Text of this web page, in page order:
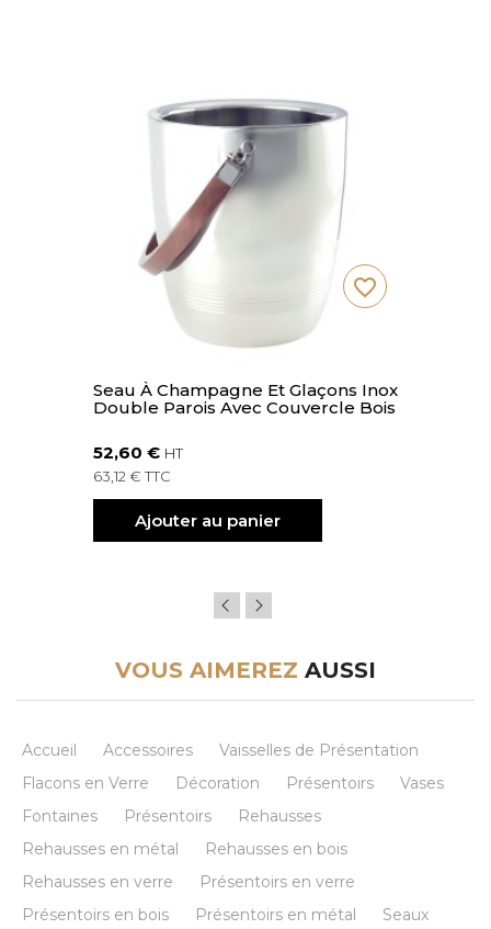
Seau À Champagne Et Glaçons Inox
Double Parois Avec Couvercle Bois
52,60 € HT
63,12 € TTC
Ajouter au panier
favorite_border
VOUS AIMEREZ AUSSI
Accueil Accessoires
Vaisselles de Présentation
Flacons en Verre
Décoration Présentoirs
Vases
Fontaines
Présentoirs
Rehausses
Rehausses en métal
Rehausses en bois
Rehausses en verre
Présentoirs en verre
Présentoirs en bois
Présentoirs en métal
Seaux